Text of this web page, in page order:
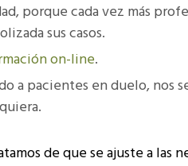
porque cada vez más
sus casos.
on-line.
a pacientes en duelo, nos
de que se ajuste a las